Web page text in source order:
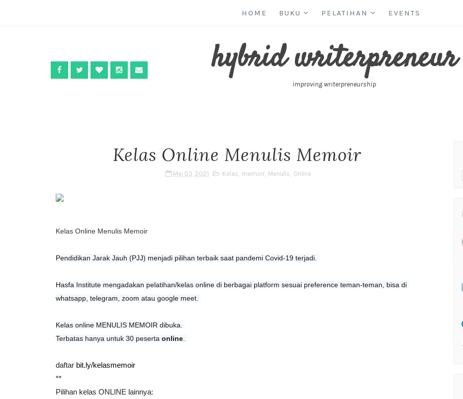
HOME BUKU PELATIHAN EVENTS
hybrid writerpreneur
improving writerpreneurship
Kelas Online Menulis Memoir
Mei 03, 2021 Kelas, memoir, Menulis, Online
Kelas Online Menulis Memoir
Pendidikan Jarak Jauh (PJJ) menjadi pilihan terbaik saat pandemi Covid-19 terjadi.
Hasfa Institute mengadakan pelatihan/kelas online di berbagai platform sesuai preference teman-teman, bisa di
whatsapp, telegram, zoom atau google meet.
Kelas online MENULIS MEMOIR dibuka.
Terbatas hanya untuk 30 peserta online
daftar bit.ly/kelasmemoir
**
Pilihan kelas ONLINE lainnya: